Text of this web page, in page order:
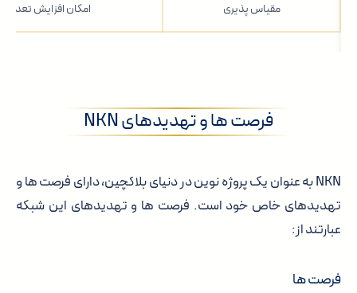
مقیاس پذیری امکان افزایش تعداد
فرصت ها و تهدیدهای NKN
NKN به عنوان یک پروژه نوین در دنیای بلاکچین، دارای فرصت ها و
تهدیدهای خاص خود است. فرصت ها و تهدیدهای این شبکه
عبارتند از:
فرصت ها